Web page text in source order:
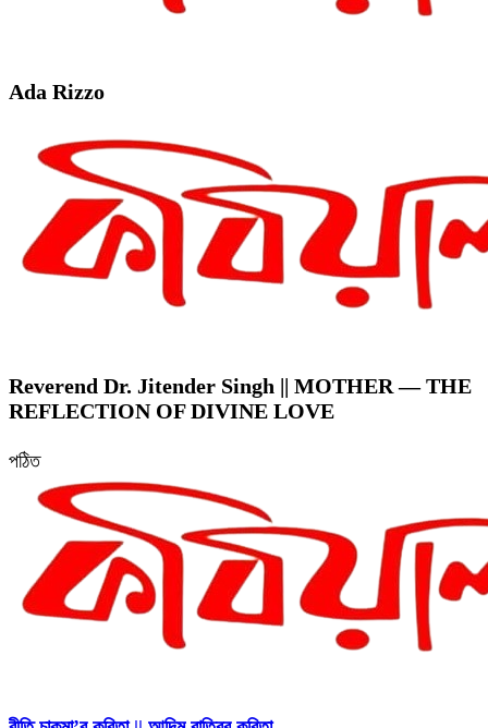
Ada Rizzo
Reverend Dr. Jitender Singh || MOTHER — THE
REFLECTION OF DIVINE LOVE
পঠিত